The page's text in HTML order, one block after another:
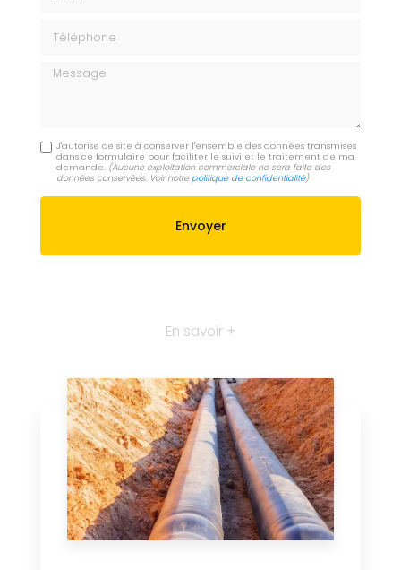
Message
J'autorise ce site à conserver l'ensemble des données transmises
dans ce formulaire pour faciliter le suivi et le traitement de ma
demande. (Aucune exploitation commerciale ne sera faite des
données conservées. Voir notrepolitique de confidentialité)
En savoir +